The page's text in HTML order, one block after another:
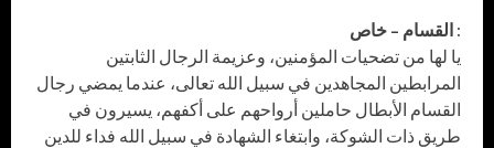
القسام – خاص :
يا لها من تضحيات المؤمنين، وعزيمة الرجال الثابتين
المرابطين المجاهدين في سبيل الله تعالى، عندما يمضي رجال
القسام الأبطال حاملين أرواحهم على أكفهم، يسيرون في
طريق ذات الشوكة، وابتغاء الشهادة في سبيل الله فداء للدين